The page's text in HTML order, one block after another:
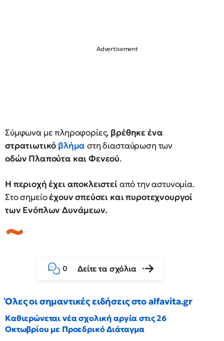
Σύμφωνα με πληροφορίες, βρέθηκε ένα
στρατιωτικό βλήμα στη διασταύρωση των
οδών Πλαπούτα και Φενεού.
Η περιοχή έχει αποκλειστείαπό την αστυνομία.
Στο σημείοέχουν σπεύσει και πυροτεχνουργοί
των Ενόπλων Δυνάμεων.
0 Δείτε τα σχόλια
Όλες οι σημαντικές ειδήσεις στο alfavita.gr
Καθιερώνεται νέα σχολική αργία στις 26
Οκτωβρίου με Προεδρικό Διάταγμα